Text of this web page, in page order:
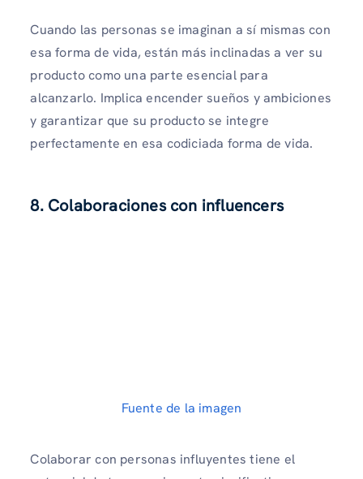
Cuando las personas se imaginan a sí mismas con
esa forma de vida, están más inclinadas a ver su
producto como una parte esencial para
alcanzarlo. Implica encender sueños y ambiciones
y garantizar que su producto se integre
perfectamente en esa codiciada forma de vida.
8. Colaboraciones con influencers
Fuente de la imagen
Colaborar con personas influyentes tiene el